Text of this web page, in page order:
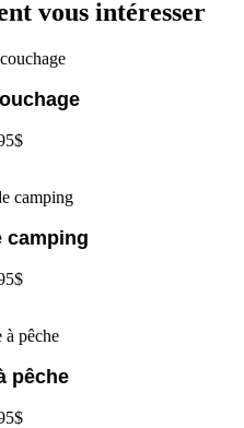
vous intéresser
$
camping
$
pêche
$